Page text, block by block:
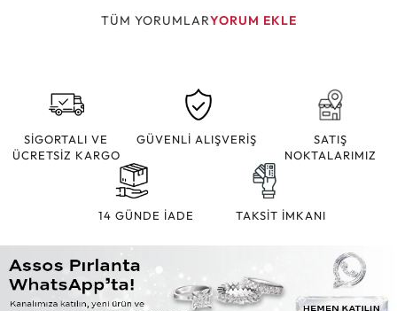
TÜM YORUMLARYORUM EKLE
SİGORTALI VE
ÜCRETSİZ KARGO
GÜVENLİ ALIŞVERİŞ
SATIŞ
NOKTALARIMIZ
14 GÜNDE İADE TAKSİT İMKANI